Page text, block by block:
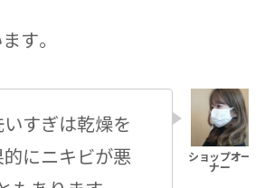
す。
いすぎは乾燥を
的にニキビが悪